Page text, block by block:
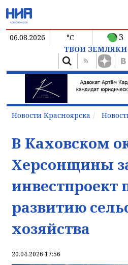
06.08.2026 °C 3
ТВОИ ЗЕМЛЯКИ
Новости Красноярска
В Каховском
Херсонщины
инвестпроект
развитию
хозяйства
20.04.2026 17:56